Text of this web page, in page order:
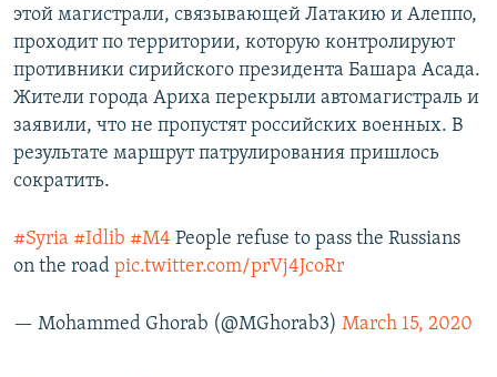
этой магистрали, связывающей Латакию и Алеппо,
проходит по территории, которую контролируют
противники сирийского президента Башара Асада.
Жители города Ариха перекрыли автомагистраль и
заявили, что не пропустят российских военных. В
результате маршрут патрулирования пришлось
сократить.
#Syria #Idlib #M4 People refuse to pass the Russians
on the road pic.twitter.com/prVj4JcoRr
— Mohammed Ghorab (@MGhorab3) March 15, 2020